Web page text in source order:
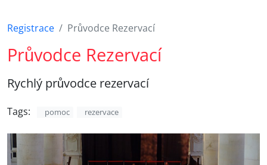
Registrace Průvodce Rezervací
Průvodce Rezervací
Rychlý průvodce rezervací
Tags: pomoc rezervace